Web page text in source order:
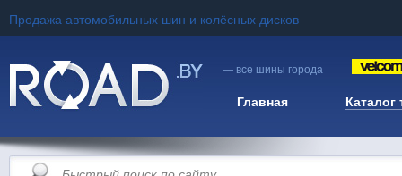
Продажа автомобильных шин и колёсных дисков
— все шины города
Главная Каталог